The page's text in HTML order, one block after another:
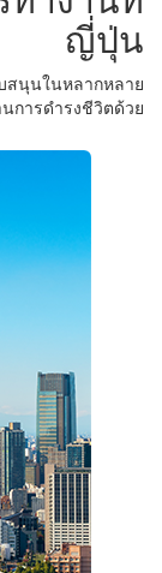
ญี่ปุ่น
สนุนในหลากหลาย
การดำรงชีวิตด้วย